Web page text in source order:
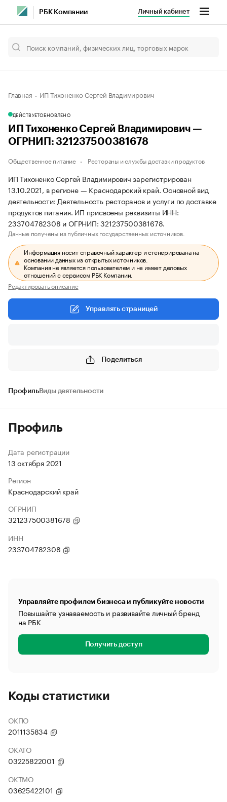
РБК Компании Личный кабинет
Главная ИП Тихоненко Сергей Владимирович
ДЕЙСТВУЕТОБНОВЛЕНО
ИП Тихоненко Сергей Владимирович —
ОГРНИП: 321237500381678
Общественное питание Рестораны и службы доставки продуктов
ИП Тихоненко Сергей Владимирович зарегистрирован
13.10.2021, в регионе — Краснодарский край. Основной вид
деятельности: Деятельность ресторанов и услуги по доставке
продуктов питания. ИП присвоены реквизиты ИНН:
233704782308 и ОГРНИП: 321237500381678.
Данные получены из публичных государственных источников.
Информация носит справочный характер и сгенерирована на
основании данных из открытых источников.
Компания не является пользователем и не имеет деловых
отношений с сервисом РБК Компании.
Редактировать описание
Управлять страницей
Поделиться
ПрофильВиды деятельности
Профиль
Дата регистрации
13 октября 2021
Регион
Краснодарский край
ОГРНИП
321237500381678
ИНН
233704782308
Управляйте профилем бизнеса и публикуйте новости
Повышайте узнаваемость и развивайте личный бренд
на РБК
Получить доступ
Коды статистики
ОКПО
2011135834
ОКАТО
03225822001
ОКТМО
03625422101